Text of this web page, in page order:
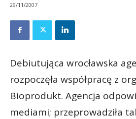
29/11/2007
Debiutująca wrocławska
rozpoczęła współpracę z
Bioprodukt. Agencja
mediami; przeprowadziła